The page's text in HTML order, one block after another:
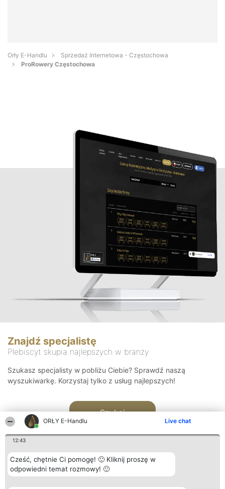
ORŁY E-Handlu Live chat
12:43
Cześć, chętnie Ci pomogę! 🙂 Kliknij proszę w
odpowiedni temat rozmowy! 🙂
Orły E-Handlu
Sprzedaż Internetowa - Częstochowa
ProRowery Częstochowa
Znajdź specjalistę
Plebiscyt skupia najlepszych w branży
Szukasz specjalisty w pobliżu Ciebie? Sprawdź naszą
wyszukiwarkę. Korzystaj tylko z usług najlepszych!
Szukaj
Organizator plebiscytu Plebiscyt Kontakt